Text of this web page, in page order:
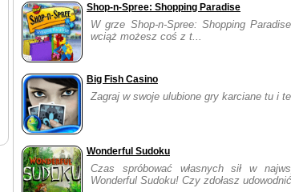
Shop-n-Spree: Shopping Paradise
W grze Shop-n-Spree: Shopping
wciąż możesz coś z t...
Big Fish Casino
Zagraj w swoje ulubione gry karciane tu i
Wonderful Sudoku
Czas spróbować własnych sił w
Wonderful Sudoku! Czy zdołasz